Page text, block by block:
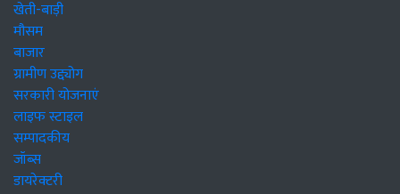
खेती-बाड़ी
मौसम
बाजार
ग्रामीण उद्द्योग
सरकारी योजनाएं
लाइफ स्टाइल
सम्पादकीय
जॉब्स
डायरेक्टरी